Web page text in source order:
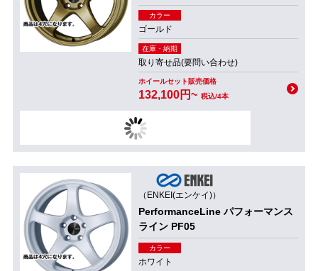
カラー
ゴールド
在庫・納期
取り寄せ品(要問い合わせ)
ホイールセット販売価格
132,100円~ 税込/4本
（ENKEI(エンケイ)）
PerformanceLine パフォーマンス
ライン PF05
カラー
ホワイト